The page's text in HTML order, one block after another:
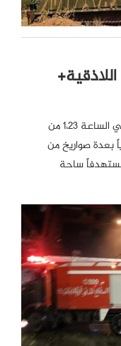
أفاد موقع تطورات العالم الإسلامي، أنه حوالي الساعة ١،٢٣ من
بعدة صواريخ من
ساحة